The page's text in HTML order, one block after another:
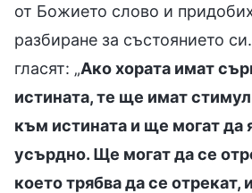
от Божието слово и
разбиране за състоянието
гласят: „Ако хората имат
истината, те ще имат
към истината и ще могат да
усърдно. Ще могат да се
което трябва да се отрекат,